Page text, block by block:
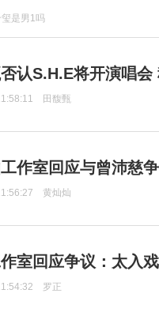
是男1吗
认S.H.E将开演唱
田馥甄
作室回应与曾沛慈
黄灿灿
室回应争议：太入
罗正